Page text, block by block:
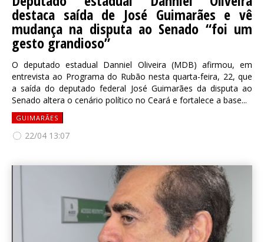
destaca saída de José Guimarães e vê
mudança na disputa ao Senado “foi um
gesto grandioso”
O deputado estadual Danniel Oliveira (MDB) afirmou, em
entrevista ao Programa do Rubão nesta quarta-feira, 22, que
a saída do deputado federal José Guimarães da disputa ao
Senado altera o cenário político no Ceará e fortalece a base...
GUIMARÃES
22/04 13:07